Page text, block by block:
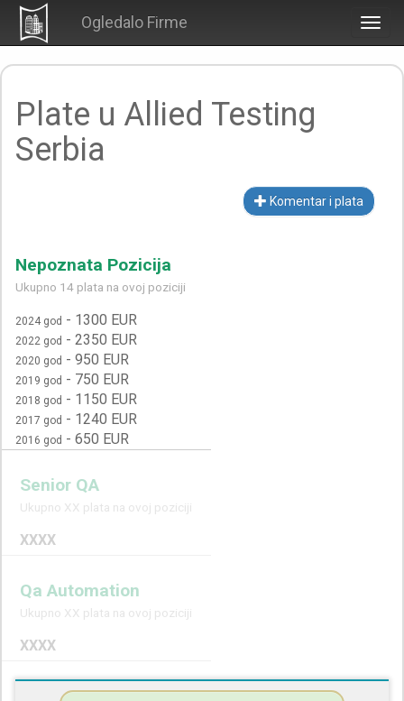
Ogledalo Firme
Plate u Allied Testing
Serbia
Komentar i plata
Nepoznata Pozicija
Ukupno 14 plata na ovoj poziciji
2024 god - 1300 EUR
2022 god - 2350 EUR
2020 god - 950 EUR
2019 god - 750 EUR
2018 god - 1150 EUR
2017 god - 1240 EUR
2016 god - 650 EUR
Senior QA
Ukupno XX plata na ovoj poziciji
XXXX
Qa Automation
Ukupno XX plata na ovoj poziciji
XXXX